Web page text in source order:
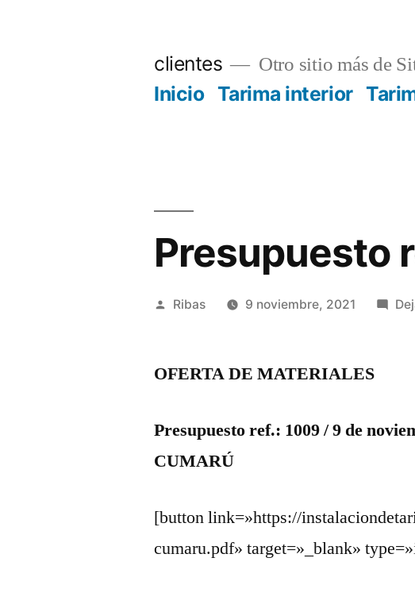
clientes Otro sitio más de
Inicio Tarima interior
Presupuesto
Publicado
Ribas 9 noviembre, 2021
OFERTA DE MATERIALES
Presupuesto ref.: 1009 / 9 de
CUMARÚ
[button link=»https://
cumaru.pdf» target=»_blank»